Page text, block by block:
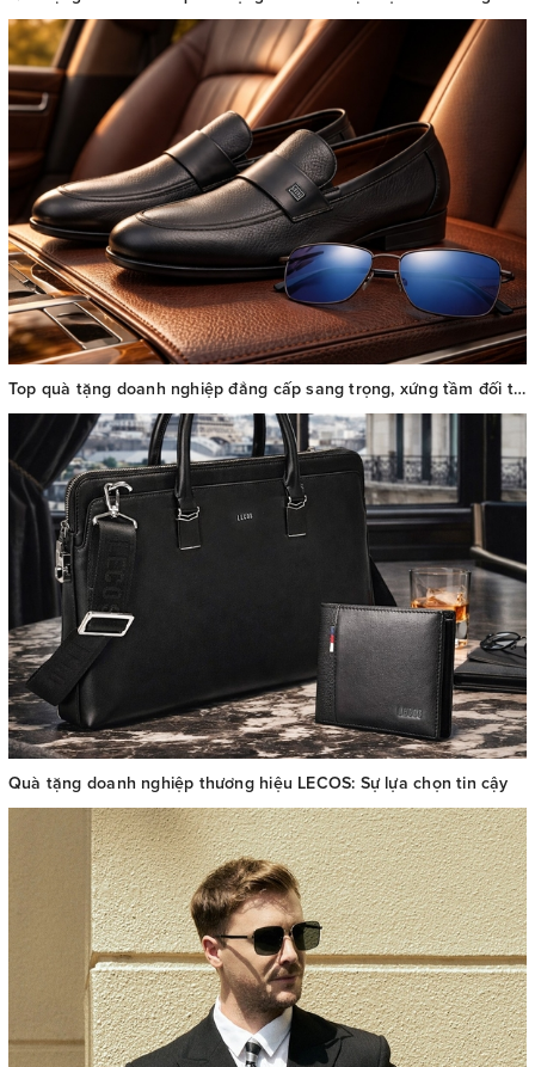
Top quà tặng doanh nghiệp đẳng cấp sang trọng, xứng tầm đối tác
Quà tặng doanh nghiệp thương hiệu LECOS: Sự lựa chọn tin cậy